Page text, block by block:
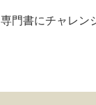
門書にチャレン